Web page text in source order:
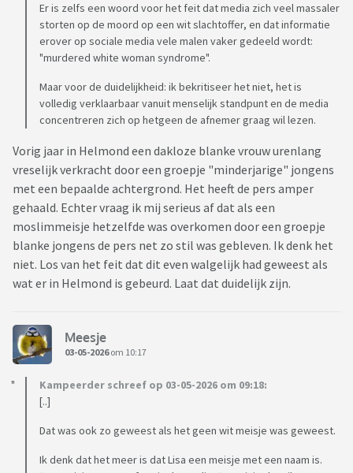
Er is zelfs een woord voor het feit dat media zich veel massaler
storten op de moord op een wit slachtoffer, en dat informatie
erover op sociale media vele malen vaker gedeeld wordt:
"murdered white woman syndrome".
Maar voor de duidelijkheid: ik bekritiseer het niet, het is
volledig verklaarbaar vanuit menselijk standpunt en de media
concentreren zich op hetgeen de afnemer graag wil lezen.
Vorig jaar in Helmond een dakloze blanke vrouw urenlang
vreselijk verkracht door een groepje "minderjarige" jongens
met een bepaalde achtergrond. Het heeft de pers amper
gehaald. Echter vraag ik mij serieus af dat als een
moslimmeisje hetzelfde was overkomen door een groepje
blanke jongens de pers net zo stil was gebleven. Ik denk het
niet. Los van het feit dat dit even walgelijk had geweest als
wat er in Helmond is gebeurd. Laat dat duidelijk zijn.
Meesje
03-05-2026om 10:17
Kampeerder schreef op 03-05-2026 om 09:18:
[..]
Dat was ook zo geweest als het geen wit meisje was geweest.
Ik denk dat het meer is dat Lisa een meisje met een naam is.